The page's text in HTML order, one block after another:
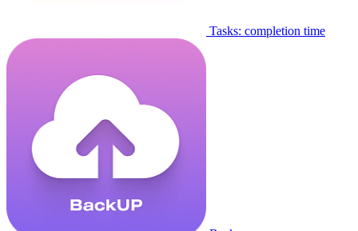
Tasks: completion time